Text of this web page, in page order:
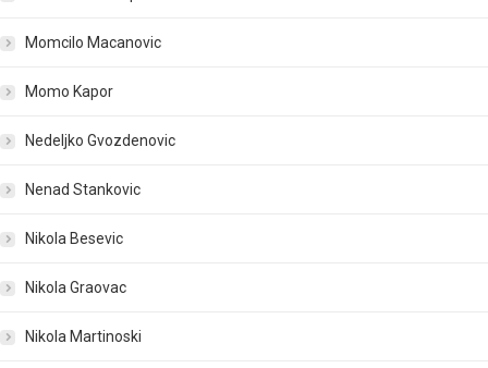
Momcilo Macanovic
Momo Kapor
Nedeljko Gvozdenovic
Nenad Stankovic
Nikola Besevic
Nikola Graovac
Nikola Martinoski